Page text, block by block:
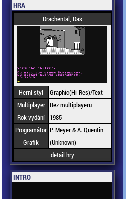
HRA
Drachental, Das
Herní styl
Graphic(Hi-Res)/Text
Multiplayer Bez multiplayeru
Rok vydání
1985
Programátor P. Meyer & A. Quentin
Grafik
(Unknown)
detail hry
INTRO